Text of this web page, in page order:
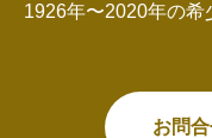
1926年〜2020年の希
お問